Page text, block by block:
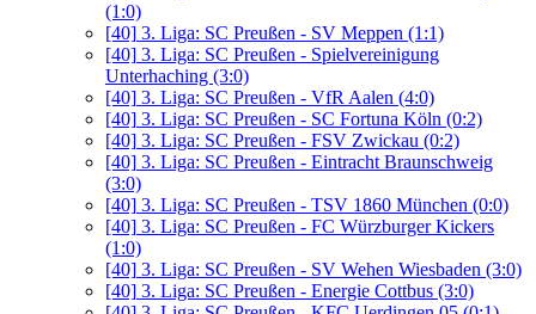
(1:0)
[40] 3. Liga: SC Preußen - SV Meppen (1:1)
[40] 3. Liga: SC Preußen - Spielvereinigung
Unterhaching (3:0)
[40] 3. Liga: SC Preußen - VfR Aalen (4:0)
[40] 3. Liga: SC Preußen - SC Fortuna Köln (0:2)
[40] 3. Liga: SC Preußen - FSV Zwickau (0:2)
[40] 3. Liga: SC Preußen - Eintracht Braunschweig
(3:0)
[40] 3. Liga: SC Preußen - TSV 1860 München (0:0)
[40] 3. Liga: SC Preußen - FC Würzburger Kickers
(1:0)
[40] 3. Liga: SC Preußen - SV Wehen Wiesbaden (3:0)
[40] 3. Liga: SC Preußen - Energie Cottbus (3:0)